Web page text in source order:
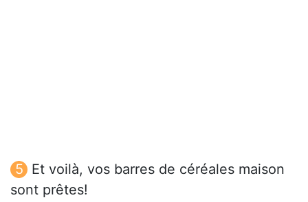
Et voilà, vos barres de céréales maison
sont prêtes!